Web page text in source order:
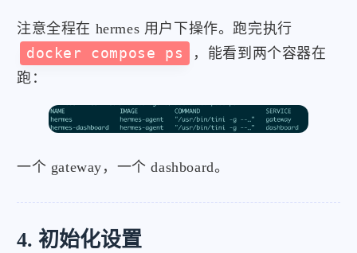
注意全程在 hermes 用户下操作。跑完执行
docker compose ps
，能看到两个容器在
跑：
一个 gateway，一个 dashboard。
4. 初始化设置